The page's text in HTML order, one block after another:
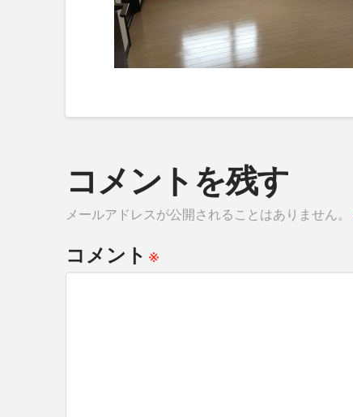
コメントを残す
メールアドレスが公開されることはありません。
コメント※